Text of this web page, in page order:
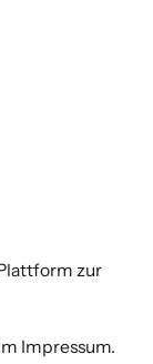
zur
Impressum.